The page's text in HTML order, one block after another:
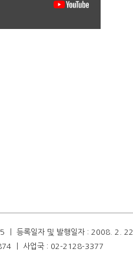
ㅣ 등록일자 및 발행일자 : 2008. 2. 22
ㅣ 사업국 : 02-2128-3377